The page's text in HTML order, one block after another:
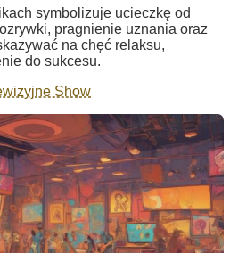
symbolizuje ucieczkę od
pragnienie uznania oraz
na chęć relaksu,
do sukcesu.
Show